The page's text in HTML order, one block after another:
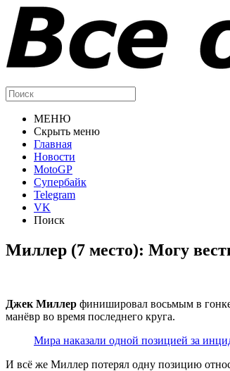
МЕНЮ
Скрыть меню
Главная
Новости
MotoGP
Супербайк
Telegram
VK
Поиск
Миллер (7 место): Могу
Джек Миллер финишировал восьмым в
манёвр во время последнего круга.
Мира наказали одной позицией за
И всё же Миллер потерял одну позицию